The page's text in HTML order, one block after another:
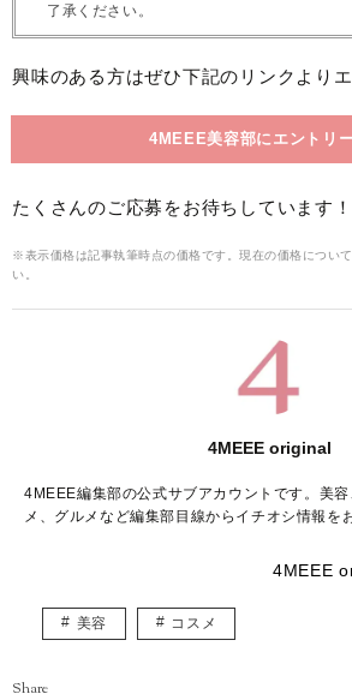
了承ください。
興味のある方はぜひ下記のリンクより
4MEEE美容部にエントリー
たくさんのご応募をお待ちしています！
※表示価格は記事執筆時点の価格です。現在の価格につい
い。
4MEEE original
4MEEE編集部の公式サブアカウントです。美
メ、グルメなど編集部目線からイチオシ情報を
4MEEE
美容 コスメ
Share